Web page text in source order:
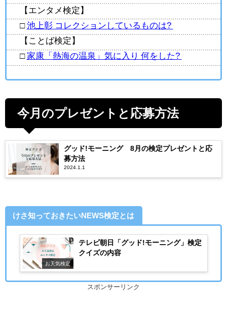
【エンタメ検定】
□池上彰 コレクションしているものは?
【ことば検定】
□ 家康「熱海の温泉」気に入り 何をした?
今月のプレゼントと応募方法
グッド!モーニング 8月の検定プレゼントと応
募方法
2024.1.1
けさ知っておきたいNEWS検定とは
お天気検定
テレビ朝日「グッド!モーニング」検定
クイズの内容
スポンサーリンク